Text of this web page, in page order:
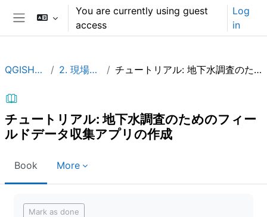
Skip to main contentYou are currently using guest
access
Log
in
QGISHydroGeo_JP 2. 現場でのデータ収集 チュートリアル: 地下水調査のためのフィールドデータ収集アプリの作成
チュートリアル: 地下水調査のためのフィー
ルドデータ収集アプリの作成
Book More
Mark as done